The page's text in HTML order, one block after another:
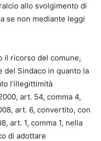
allo svolgimento di
se non mediante leggi
il ricorso del comune,
del Sindaco in quanto la
l’illegittimità
art. 54, comma 4,
art. 6, convertito, con
art. 1, comma 1, nella
di adottare